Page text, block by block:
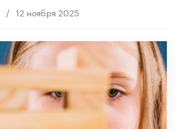
/ 12 ноября 2025